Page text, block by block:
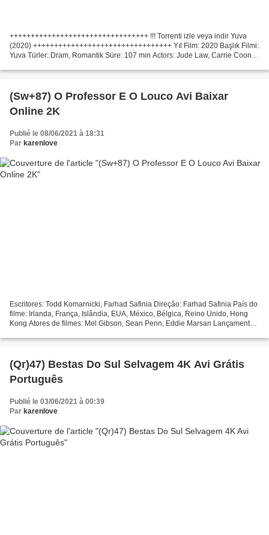
+++++++++++++++++++++++++++++++++ !!! Torrenti izle veya indir Yuva
(2020) +++++++++++++++++++++++++++++++++ Yıl Film: 2020 Başlık Filmi:
Yuva Türler: Dram, Romantik Süre: 107 min Actors: Jude Law, Carrie Coon,
(Sw+87) O Professor E O Louco Avi Baixar
Online 2K
Publié le 08/06/2021 à 18:31
Par karenlove
Escritores: Todd Komarnicki, Farhad Safinia Direção: Farhad Safinia País do
filme: Irlanda, França, Islândia, EUA, México, Bélgica, Reino Unido, Hong
Kong Atores de filmes: Mel Gibson, Sean Penn, Eddie Marsan Lançamento
(Qr)47) Bestas Do Sul Selvagem 4K Avi Grátis
Português
Publié le 03/06/2021 à 00:39
Par karenlove